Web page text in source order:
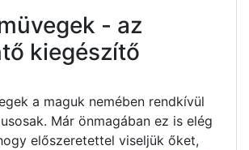
- az
kiegészítő
a maguk nemében rendkívül
Már önmagában ez is elég
előszeretettel viseljük őket,